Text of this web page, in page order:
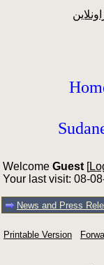
Welcome Guest [
Your last visit: 08-
News and Press
Printable Version